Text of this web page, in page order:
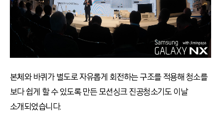
본체와 바퀴가 별도로 자유롭게 회전하는 구조를 적용해 청소를
보다 쉽게 할 수 있도록 만든 모션싱크 진공청소기도 이날
소개되었습니다.